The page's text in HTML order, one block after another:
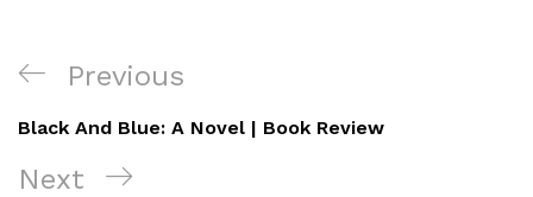
Navigation
de
l’article
Previous
Post
Previous
Black And Blue: A Novel | Book Review
Next
Next